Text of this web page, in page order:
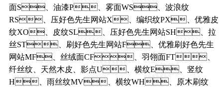
面S、油漆P、雾面WS、波浪纹
RS、压好色先生网站X、编织纹PX、优雅皮
纹XO、皮纹SL、压好色先生网站SH、拉
丝ST、刷好色先生网站F、优雅刷好色先生
网站MF、丝绒面CF、羽翎面FT、
纤丝纹、天然木皮、影点U、横纹E、竖纹
H、雨丝纹MV、横纹WH、原木刷纹